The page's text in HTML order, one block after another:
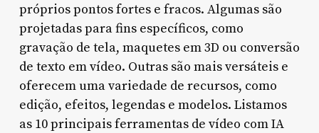
próprios pontos fortes e fracos. Algumas são
projetadas para fins específicos, como
gravação de tela, maquetes em 3D ou conversão
de texto em vídeo. Outras são mais versáteis e
oferecem uma variedade de recursos, como
edição, efeitos, legendas e modelos. Listamos
as 10 principais ferramentas de vídeo com IA